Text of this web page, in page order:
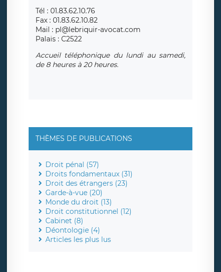
Tél : 01.83.62.10.76
Fax : 01.83.62.10.82
Mail : pl@lebriquir-avocat.com
Palais : C2522
Accueil téléphonique du lundi au samedi,
de 8 heures à 20 heures.
THÈMES DE PUBLICATIONS
Droit pénal (57)
Droits fondamentaux (31)
Droit des étrangers (23)
Garde-à-vue (20)
Monde du droit (13)
Droit constitutionnel (12)
Cabinet (8)
Déontologie (4)
Articles les plus lus